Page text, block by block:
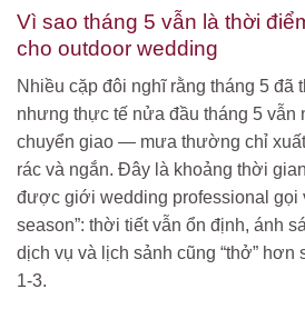
Vì sao tháng 5 vẫn là thời
cho outdoor wedding
Nhiều cặp đôi nghĩ rằng tháng 5 đã
nhưng thực tế nửa đầu tháng 5 vẫn
chuyển giao — mưa thường chỉ
rác và ngắn. Đây là khoảng thời
được giới wedding professional gọi
season”: thời tiết vẫn ổn định, ánh
dịch vụ và lịch sảnh cũng “thở” hơn
1-3.